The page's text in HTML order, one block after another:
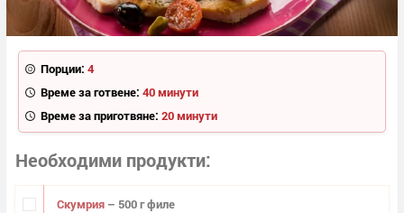
Порции: 4
Време за готвене: 40 минути
Време за приготвяне: 20 минути
Необходими продукти
Скумрия – 500 г филе